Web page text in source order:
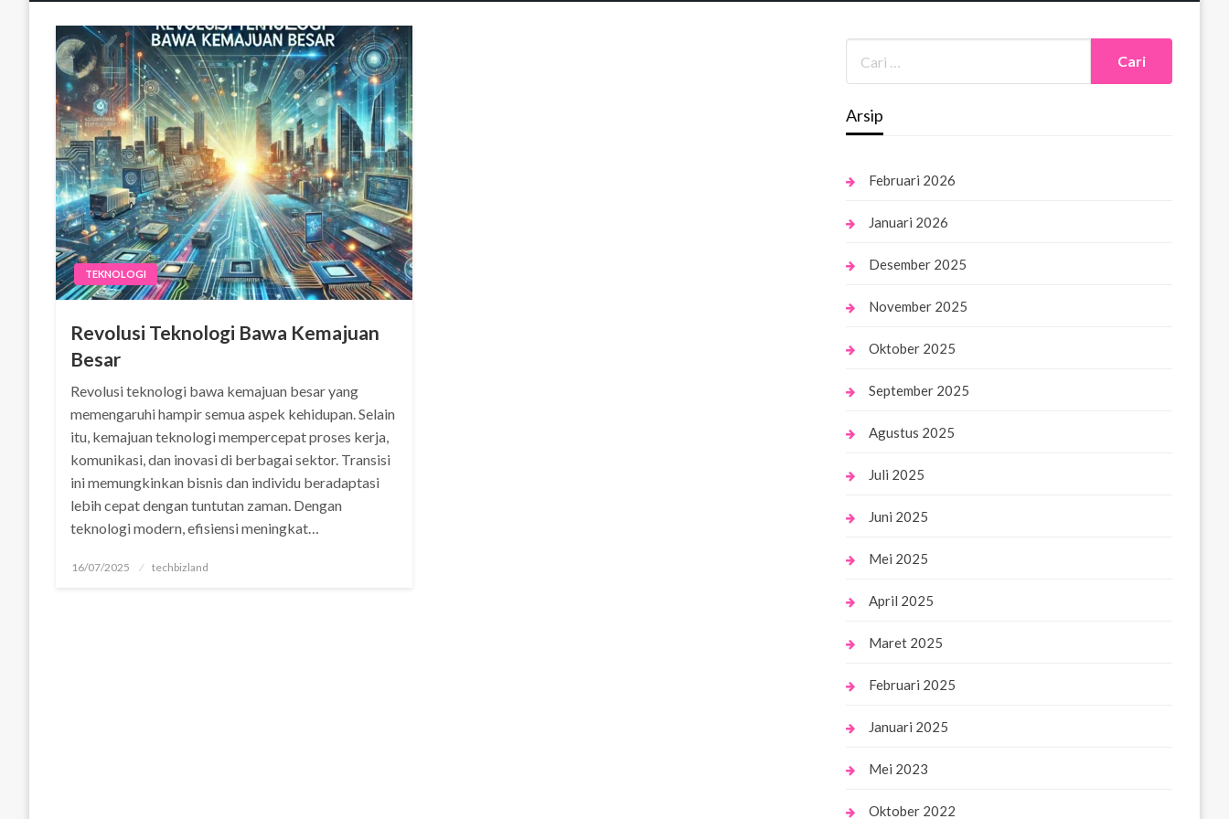
TEKNOLOGI
Revolusi Teknologi Bawa Kemajuan
Besar
Revolusi teknologi bawa kemajuan besar yang
memengaruhi hampir semua aspek kehidupan. Selain
itu, kemajuan teknologi mempercepat proses kerja,
komunikasi, dan inovasi di berbagai sektor. Transisi
ini memungkinkan bisnis dan individu beradaptasi
lebih cepat dengan tuntutan zaman. Dengan
teknologi modern, efisiensi meningkat…
Posted
16/07/2025 techbizland
Arsip
Februari 2026
Januari 2026
Desember 2025
November 2025
Oktober 2025
September 2025
Agustus 2025
Juli 2025
Juni 2025
Mei 2025
April 2025
Maret 2025
Februari 2025
Januari 2025
Mei 2023
Oktober 2022